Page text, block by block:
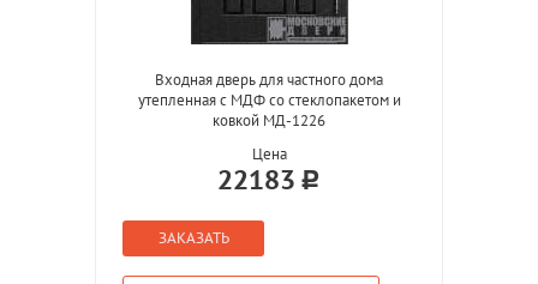
Входная дверь для частного дома
утепленная с МДФ со стеклопакетом и
ковкой МД-1226
Цена
22183
ЗАКАЗАТЬ